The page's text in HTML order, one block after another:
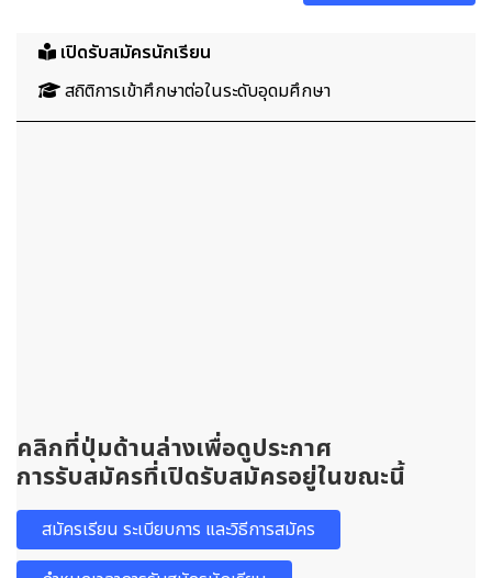
เปิดรับสมัครนักเรียน
สถิติการเข้าศึกษาต่อในระดับอุดมศึกษา
คลิกที่ปุ่มด้านล่างเพื่อดูประกาศ
การรับสมัครที่เปิดรับสมัครอยู่ในขณะนี้
สมัครเรียน ระเบียบการ และวิธีการสมัคร